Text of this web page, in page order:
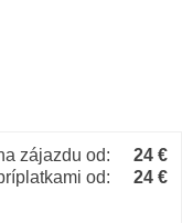
zájazdu od:
24 €
od:
24 €